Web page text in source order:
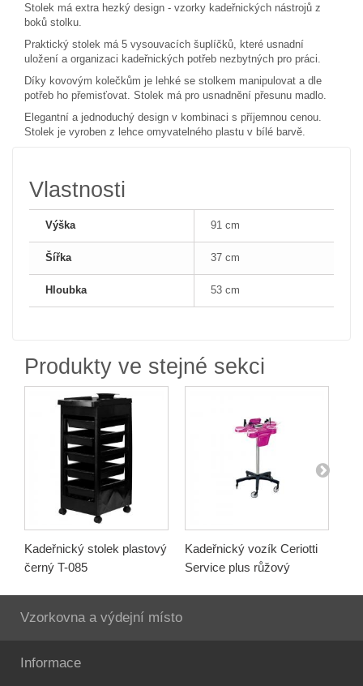
Stolek má extra hezký design - vzorky kadeřnických nástrojů z
boků stolku.
Praktický stolek má 5 vysouvacích šuplíčků, které usnadní
uložení a organizaci kadeřnických potřeb nezbytných pro práci.
Díky kovovým kolečkům je lehké se stolkem manipulovat a dle
potřeb ho přemisťovat. Stolek má pro usnadnění přesunu madlo.
Elegantní a jednoduchý design v kombinaci s příjemnou cenou.
Stolek je vyroben z lehce omyvatelného plastu v bílé barvě.
Vlastnosti
Výška 91 cm
Šířka 37 cm
Hloubka 53 cm
Produkty ve stejné sekci
Kadeřnický stolek plastový
černý T-085
Kadeřnický vozík Ceriotti
Service plus růžový
Vzorkovna a výdejní místo
Informace